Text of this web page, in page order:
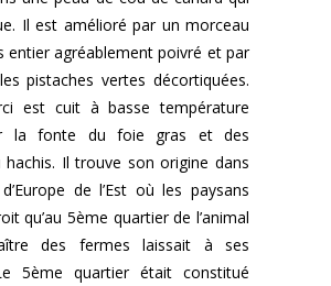
Il est amélioré par un morceau
entier agréablement poivré et par
pistaches vertes décortiquées.
est cuit à basse température
la fonte du foie gras et des
hachis. Il trouve son origine dans
de l’Est où les paysans
qu’au 5ème quartier de l’animal
des fermes laissait à ses
5ème quartier était constitué